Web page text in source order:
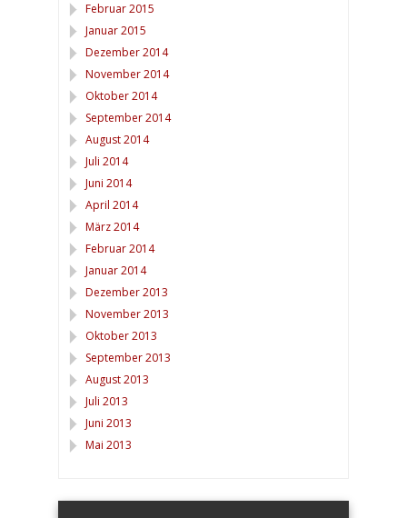
Februar 2015
Januar 2015
Dezember 2014
November 2014
Oktober 2014
September 2014
August 2014
Juli 2014
Juni 2014
April 2014
März 2014
Februar 2014
Januar 2014
Dezember 2013
November 2013
Oktober 2013
September 2013
August 2013
Juli 2013
Juni 2013
Mai 2013